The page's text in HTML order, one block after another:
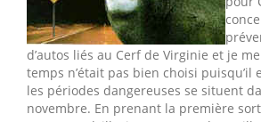
d’autos liés au Cerf de Virginie et je
temps n’était pas bien choisi puisqu’il
les périodes dangereuses se situent
novembre. En prenant la première